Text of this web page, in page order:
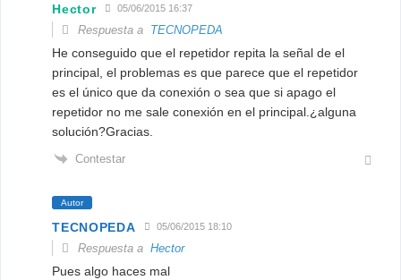
Hector 05/06/2015 16:37
Respuesta a TECNOPEDA
He conseguido que el repetidor repita la señal de el
principal, el problemas es que parece que el repetidor
es el único que da conexión o sea que si apago el
repetidor no me sale conexión en el principal.¿alguna
solución?Gracias.
Contestar
Autor
TECNOPEDA 05/06/2015 18:10
Respuesta aHector
Pues algo haces mal